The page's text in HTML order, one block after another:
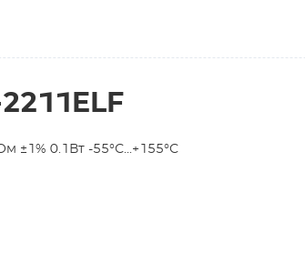
±1% 0.1Вт -55°С...+155°С